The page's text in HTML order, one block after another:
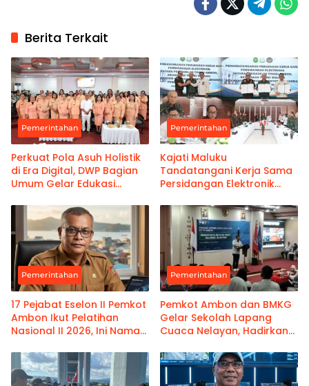
Berita Terkait
Pemerintahan
Perkuat Pola Asuh Holistik
di Era Digital, DWP Bagian
Umum Gelar Edukasi
Pemerintahan
Kajati Maluku
Tandatangani Kerja Sama
Persidangan Elektronik
Kanwil Pemasyarakatan
Maluku
Pemerintahan
17 Pejabat Eselon II Pemkot
Ambon Ikut Pelatihan
Nasional II 2026, Ini Nama-
Pemerintahan
Pemkot Ambon dan BMKG
Gelar Sekolah Lapang
Cuaca Nelayan, Hadirkan